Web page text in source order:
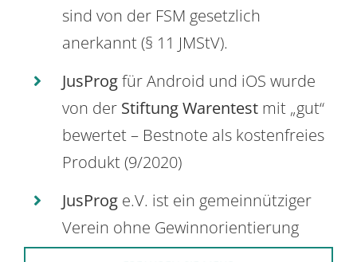
sind von der FSM gesetzlich
anerkannt (§ 11 JMStV).
JusProgfür Android und iOS wurde
von der Stiftung Warentest mit „gut“
bewertet – Bestnote als kostenfreies
Produkt (9/2020)
JusProg e.V. ist ein gemeinnütziger
Verein ohne Gewinnorientierung